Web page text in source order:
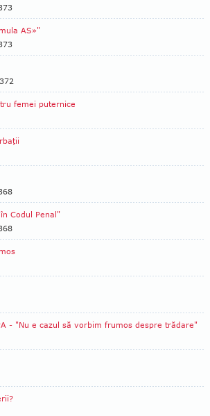
AS»"
femei puternice
Codul Penal"
- "Nu e cazul să vorbim frumos despre trădare"